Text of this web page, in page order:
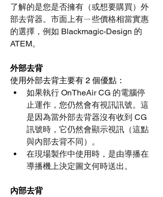
了解的是您是否擁有（或想要購買）外
部去背器。市面上有ㄧ些價格相當實惠
的選擇，例如 Blackmagic-Design 的
ATEM。
外部去背
使用外部去背主要有 2 個優點：
如果執行 OnTheAir CG 的電腦停
止運作，您仍然會有視訊訊號。這
是因為當外部去背器沒有收到 CG
訊號時，它仍然會顯示視訊（這點
與內部去背不同）。
在現場製作中使用時，是由導播在
導播機上決定圖文何時送出。
內部去背